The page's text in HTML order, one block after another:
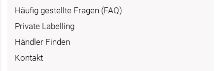
Häufig gestellte Fragen (FAQ)
Private Labelling
Händler Finden
Kontakt